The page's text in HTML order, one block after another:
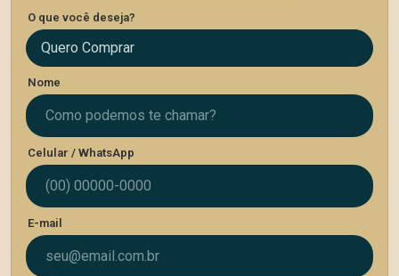
O que você deseja?
Quero Comprar
Nome
Celular / WhatsApp
E-mail